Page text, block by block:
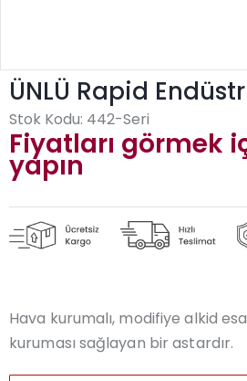
ÜNLÜ Rapid
Stok Kodu: 442-Seri
Fiyatları görmek
yapın
Hava kurumalı, modifiye alkid
kuruması sağlayan bir astardır.